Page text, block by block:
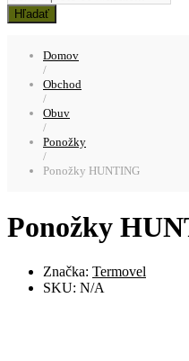
Hľadať
Domov
/
Obchod
/
Obuv
/
Ponožky
/
Ponožky HUNTING
Ponožky
Značka: Termovel
SKU: N/A